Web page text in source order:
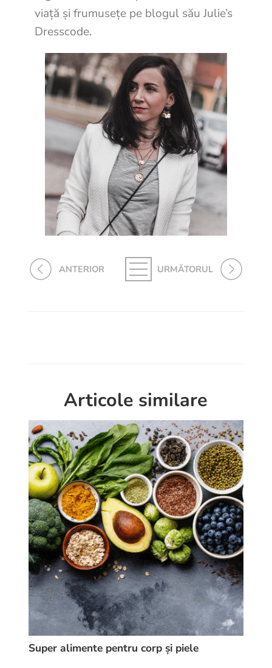
viață și frumusețe pe blogul său Julie’s
Dresscode.
ANTERIOR URMĂTORUL
Articole similare
Super alimente pentru corp și piele